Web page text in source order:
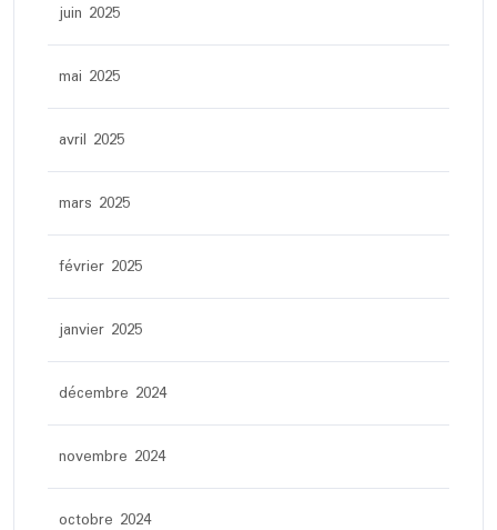
juin 2025
mai 2025
avril 2025
mars 2025
février 2025
janvier 2025
décembre 2024
novembre 2024
octobre 2024